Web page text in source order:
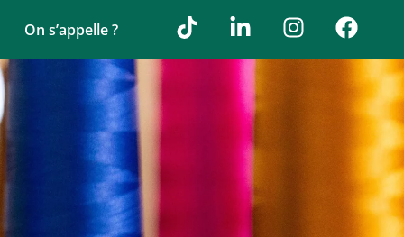
On s’appelle ?